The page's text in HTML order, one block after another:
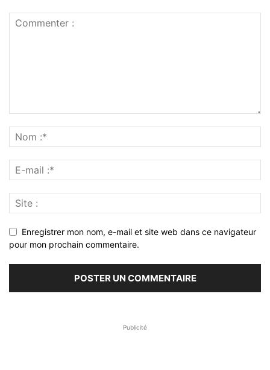
Enregistrer mon nom, e-mail et site web dans ce navigateur
pour mon prochain commentaire.
Publicité